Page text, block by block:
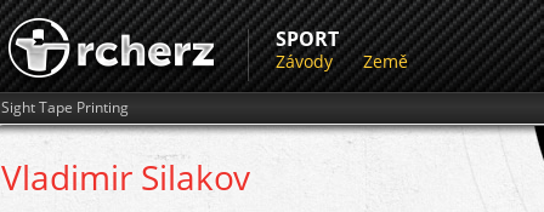
SPORT
Závody Země
Sight Tape Printing
Vladimir Silakov